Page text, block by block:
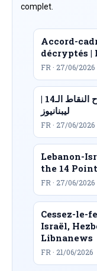
complet.
Accord-
décryptés |
FR · 27/06/2026
الاتفاق الإطار بين لبنان وإسرائيل: شرح النقاط الـ14 |
ليبنانيوز
FR · 27/06/2026
Lebanon-
the 14
FR · 27/06/2026
Cessez-le-
Israël,
Libnanews
FR · 21/06/2026